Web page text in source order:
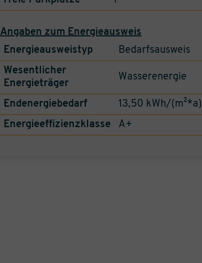
Angaben zum Energieausweis
Energieausweistyp
Bedarfsausweis
Wesentlicher
Energieträger
Wasserenergie
Endenergiebedarf
13,50 kWh/(m²*a)
Energieeffizienzklasse
A+